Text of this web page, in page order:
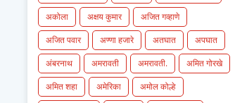
अकोला
अक्षय कुमार
अजित गव्हाणे
अजित पवार
अण्णा हजारे अतघात
अपघात
अंबरनाथ
अमरावती अमरावती.
अमित गोरखे
अमित शहा
अमेरिका
अमोल कोल्हे